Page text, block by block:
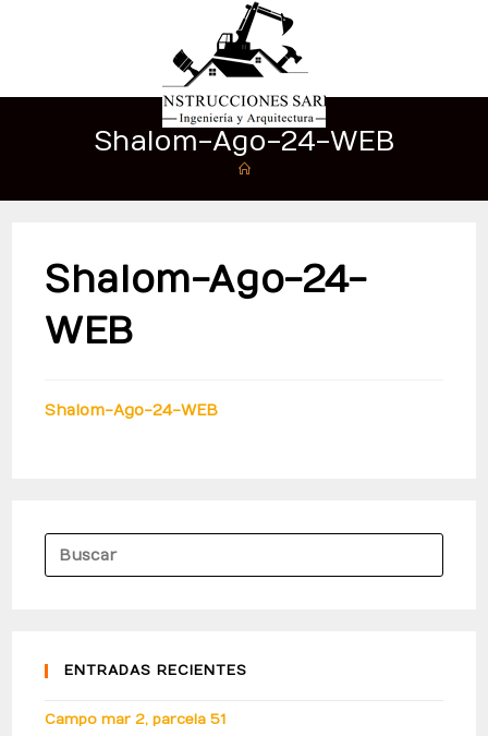
Shalom-Ago-24-WEB
Shalom-Ago-24-
WEB
Shalom-Ago-24-WEB
ENTRADAS RECIENTES
Campo mar 2, parcela 51